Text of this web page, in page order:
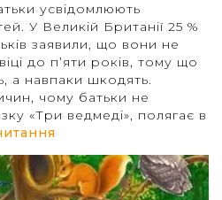
усвідомлюють
У Великій Британії 25 %
заявили, що вони не
до п’яти років, тому що
а навпаки шкодять.
чому батьки не
«Три ведмеді», полягає в